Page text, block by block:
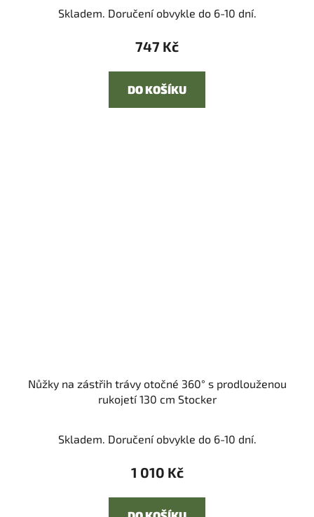
Skladem. Doručení obvykle do 6-10 dní.
747 Kč
DO KOŠÍKU
Nůžky na zástřih trávy otočné 360° s prodlouženou
rukojetí 130 cm Stocker
Skladem. Doručení obvykle do 6-10 dní.
1 010 Kč